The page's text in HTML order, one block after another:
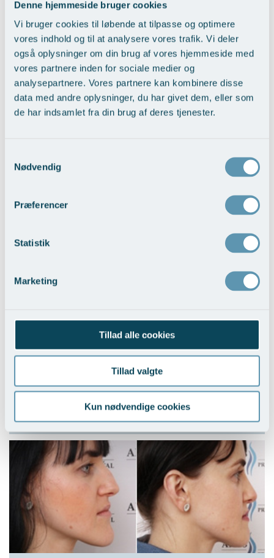
Denne hjemmeside bruger cookies
Vi bruger cookies til løbende at tilpasse og optimere
vores indhold og til at analysere vores trafik. Vi deler
også oplysninger om din brug af vores hjemmeside med
vores partnere inden for sociale medier og
analysepartnere. Vores partnere kan kombinere disse
data med andre oplysninger, du har givet dem, eller som
de har indsamlet fra din brug af deres tjenester.
Nødvendig
Præferencer
Statistik
Marketing
Tillad alle cookies
Tillad valgte
Kun nødvendige cookies
Reduktion af næsen som helhed
Vis behandlingseksempler
Opretning af skævheder
Ændring af næsetippen
Vis behandlingseksempler>